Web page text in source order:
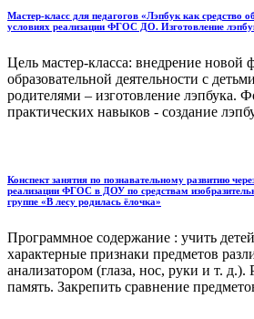
Мастер-класс для педагогов «Лэпбук как средство
условиях реализации ФГОС ДО. Изготовление
Цель мастер-класса: внедрение новой
образовательной деятельности с
родителями – изготовление лэпбука.
практических навыков - создание
Конспект занятия по познавательному развитию
реализации ФГОС в ДОУ по средствам
группе «В лесу родилась ёлочка»
Программное содержание : учить
характерные признаки предметов
анализатором (глаза, нос, руки и т. д.).
память. Закрепить сравнение